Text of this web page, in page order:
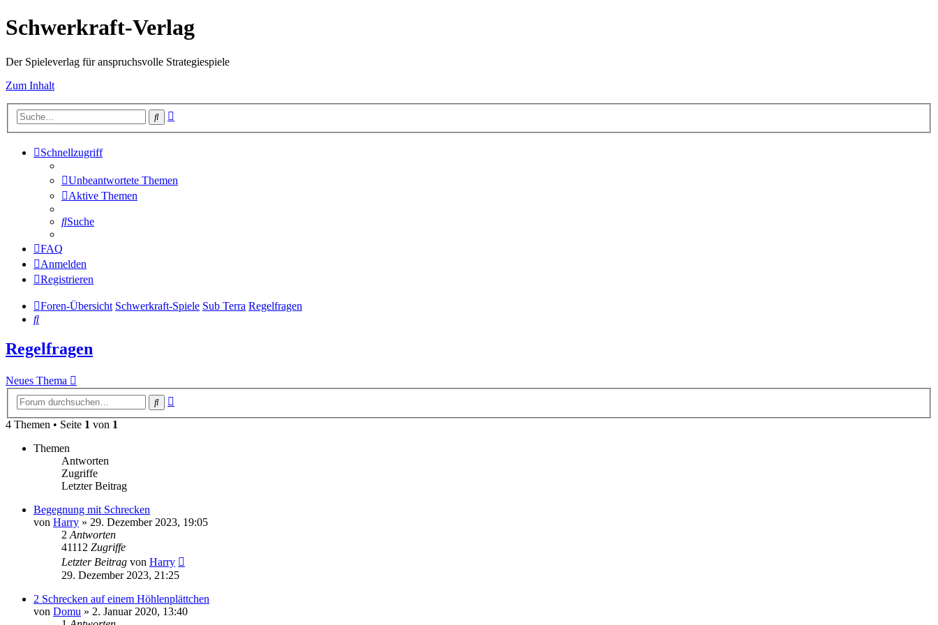
Schwerkraft-Verlag
Der Spieleverlag für anspruchsvolle Strategiespiele
Zum Inhalt
Suche
Schnellzugriff
Unbeantwortete Themen
Aktive Themen
Suche
FAQ
Anmelden
Registrieren
Foren-Übersicht Schwerkraft-Spiele Sub Terra Regelfragen
Suche
Regelfragen
Neues Thema
Suche
4 Themen • Seite 1 von 1
Themen
Antworten
Zugriffe
Letzter Beitrag
Begegnung mit Schrecken
von Harry » 29. Dezember 2023, 19:05
2 Antworten
41112 Zugriffe
Letzter Beitrag von Harry
29. Dezember 2023, 21:25
2 Schrecken auf einem Höhlenplättchen
von Domu » 2. Januar 2020, 13:40